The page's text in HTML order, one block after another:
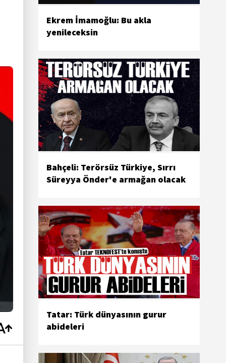
Ekrem İmamoğlu: Bu akla
yenileceksin
Bahçeli: Terörsüz Türkiye, Sırrı
Süreyya Önder'e armağan olacak
Tatar: Türk dünyasının gurur
abideleri